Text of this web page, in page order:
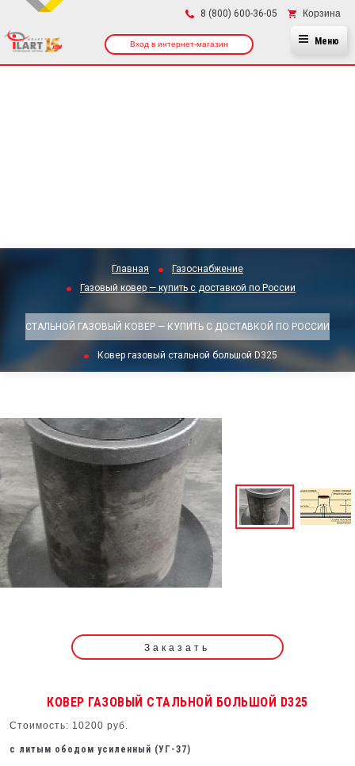
8 (800) 600-36-05 Корзина
Вход в интернет-магазин Меню
Главная
Газоснабжение
Газовый ковер — купить с доставкой по России
СТАЛЬНОЙ ГАЗОВЫЙ КОВЕР — КУПИТЬ С ДОСТАВКОЙ ПО РОССИИ
Ковер газовый стальной большой D325
Заказать
КОВЕР ГАЗОВЫЙ СТАЛЬНОЙ БОЛЬШОЙ D325
Стоимость: 10200 руб.
с литым ободом усиленный (УГ-37)
×